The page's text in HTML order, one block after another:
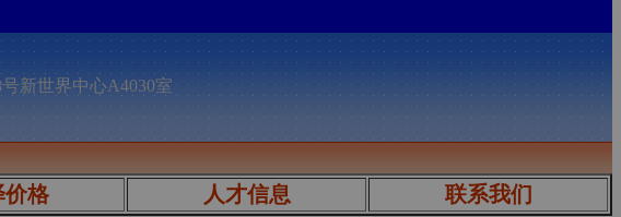
新世界中心A4030室
价格 人才信息 联系我们